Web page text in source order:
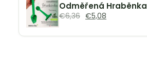
Odměřená Hraběnka
€6,36 €5,08